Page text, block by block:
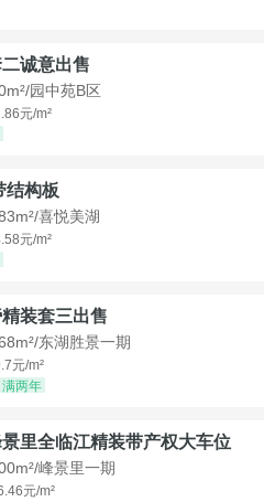
诚意出售
园中苑B区
元/m²
结构板
喜悦美湖
元/m²
装套三出售
东湖胜景一期
元/m²
满两年
里全临江精装带产权大车位
峰景里一期
元/m²